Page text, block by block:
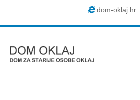
dom-oklaj.hr